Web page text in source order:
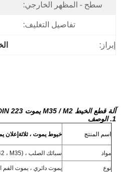
سطح - المظهر الخارجي:
تفاصيل التغليف:
إبراز:
آلة قطع الخيط M35 / M2 يموت DIN 223 مادة سبائك الصلب القياسية
1. الوصف
اسم المنتج خيوط يموت ، ثلاثة إعلان
مواد سبائك الصلب ، HSS (M2 ، M42 ، M35)
نوع يموت دائري ، يموت الفم